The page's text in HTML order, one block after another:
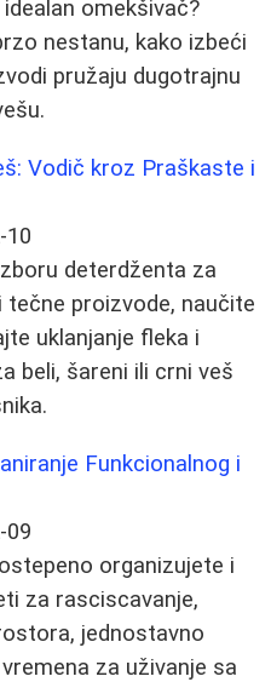
omekšivač?
nestanu, kako izbeći
pružaju dugotrajnu
Vodič kroz Praškaste i
10
deterdženta za
proizvode, naučite
uklanjanje fleka i
beli, šareni ili crni veš
Funkcionalnog i
09
organizujete i
za rasciscavanje,
jednostavno
za uživanje sa